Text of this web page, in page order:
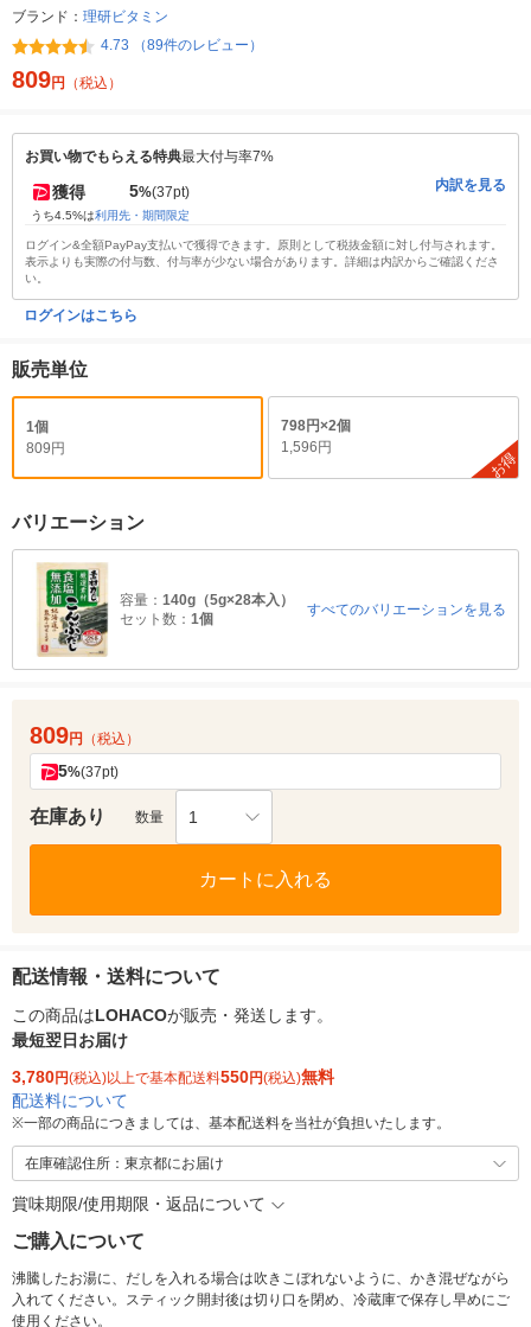
ブランド： 理研ビタミン
4.73 （89件のレビュー）
809円 （税込）
お買い物でもらえる特典最大付与率7%
獲得 5%(37pt)
うち4.5%は利用先・期間限定
内訳を見る
ログイン&全額PayPay支払いで獲得できます。原則として税抜金額に対し付与されます。
表示よりも実際の付与数、付与率が少ない場合があります。詳細は内訳からご確認くださ
い。
ログインはこちら
販売単位
1個
809円
798円×2個
1,596円
お得
バリエーション
容量： 140g（5g×28本入）
セット数： 1個
すべてのバリエーションを見る
809円 （税込）
5%(37pt)
在庫あり 数量 1
カートに入れる
配送情報・送料について
この商品はLOHACOが販売・発送します。
最短翌日お届け
3,780円(税込)以上で基本配送料550円(税込)無料
配送料について
※一部の商品につきましては、基本配送料を当社が負担いたします。
在庫確認住所：東京都にお届け
賞味期限/使用期限・返品について
ご購入について
沸騰したお湯に、だしを入れる場合は吹きこぼれないように、かき混ぜながら
入れてください。スティック開封後は切り口を閉め、冷蔵庫で保存し早めにご
使用ください。